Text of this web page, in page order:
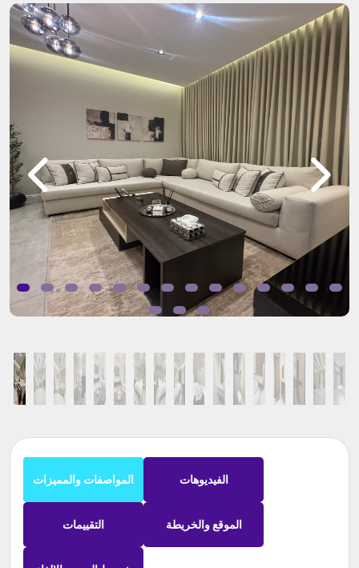
المواصفات والمميزات الفيديوهات
التقييمات الموقع والخريطة